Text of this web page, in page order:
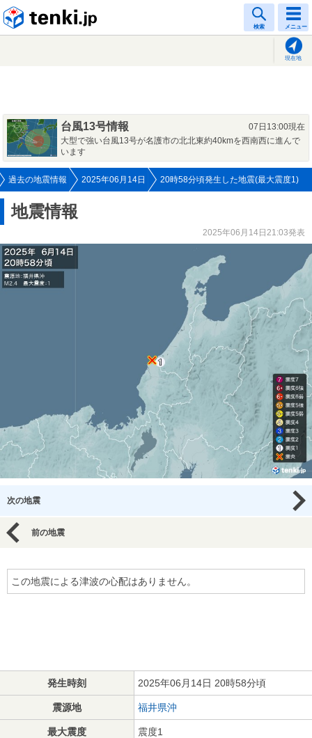
検索 メニュー
現在地
台風13号情報
07日13:00現在
大型で強い台風13号が名護市の北北東約40kmを西南西に進んで
います
過去の地震情報 2025年06月14日 20時58分頃発生した地震(最大震度1)
地震情報
2025年06月14日21:03発表
次の地震
前の地震
この地震による津波の心配はありません。
発生時刻 2025年06月14日 20時58分頃
震源地 福井県沖
最大震度 震度1